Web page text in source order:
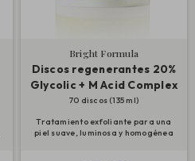
Bright Formula
Discos regenerantes 20%
Glycolic + M Acid Complex
70 discos (135 ml)
Tratamiento exfoliante para una
piel suave, luminosa y homogénea